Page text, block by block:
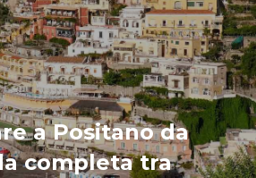
a Positano da
completa tra